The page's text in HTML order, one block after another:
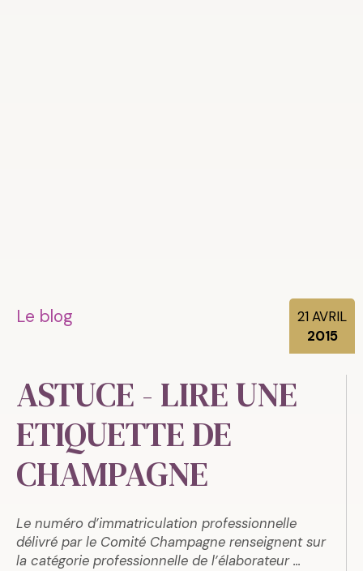
Le blog 21AVRIL
2015
ASTUCE - LIRE UNE
ETIQUETTE DE
CHAMPAGNE
Le numéro d’immatriculation professionnelle
délivré par le Comité Champagne renseignent sur
la catégorie professionnelle de l’élaborateur ...